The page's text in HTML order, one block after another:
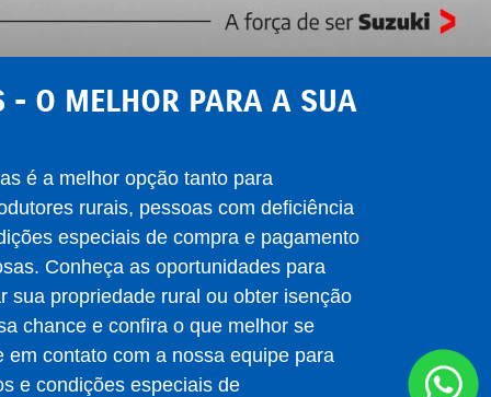
- O MELHOR PARA A SUA
é a melhor opção tanto para
rurais, pessoas com deficiência
especiais de compra e pagamento
Conheça as oportunidades para
sua propriedade rural ou obter isenção
chance e confira o que melhor se
em contato com a nossa equipe para
e condições especiais de